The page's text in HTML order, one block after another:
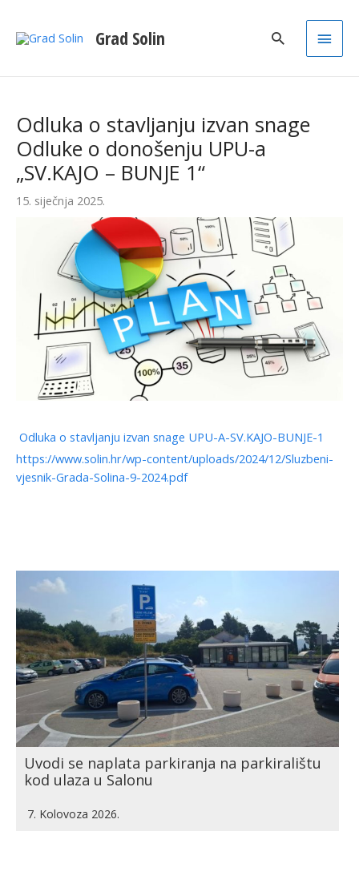
Grad Solin
Main
Odluka o stavljanju izvan snage
Odluke o donošenju UPU-a
„SV.KAJO – BUNJE 1“
15. siječnja 2025.
Odluka o stavljanju izvan snage UPU-A-SV.KAJO-BUNJE-1
https://www.solin.hr/wp-content/uploads/2024/12/Sluzbeni-
vjesnik-Grada-Solina-9-2024.pdf
Uvodi se naplata parkiranja na parkiralištu
kod ulaza u Salonu
7. Kolovoza 2026.